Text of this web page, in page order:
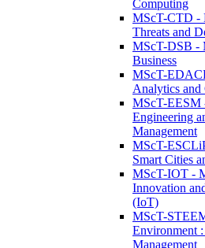
Computing
MScT-CTD -
Threats and
MScT-DSB -
Business
MScT-
Analytics and
MScT-EESM
Engineering
Management
MScT-
Smart Cities
MScT-IOT -
Innovation
(IoT)
MScT-
Environment
Management